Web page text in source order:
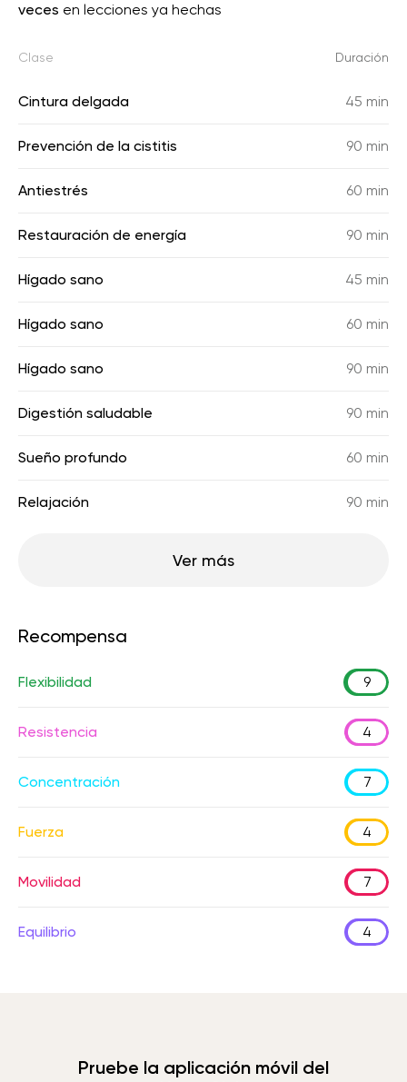
veces en lecciones ya hechas
Clase Duración
Cintura delgada 45 min
Prevención de la cistitis 90 min
Antiestrés 60 min
Restauración de energía 90 min
Hígado sano 45 min
Hígado sano 60 min
Hígado sano 90 min
Digestión saludable 90 min
Sueño profundo 60 min
Relajación 90 min
Ver más
Recompensa
Flexibilidad 9
Resistencia 4
Concentración 7
Fuerza 4
Movilidad 7
Equilibrio 4
Pruebe la aplicación móvil del